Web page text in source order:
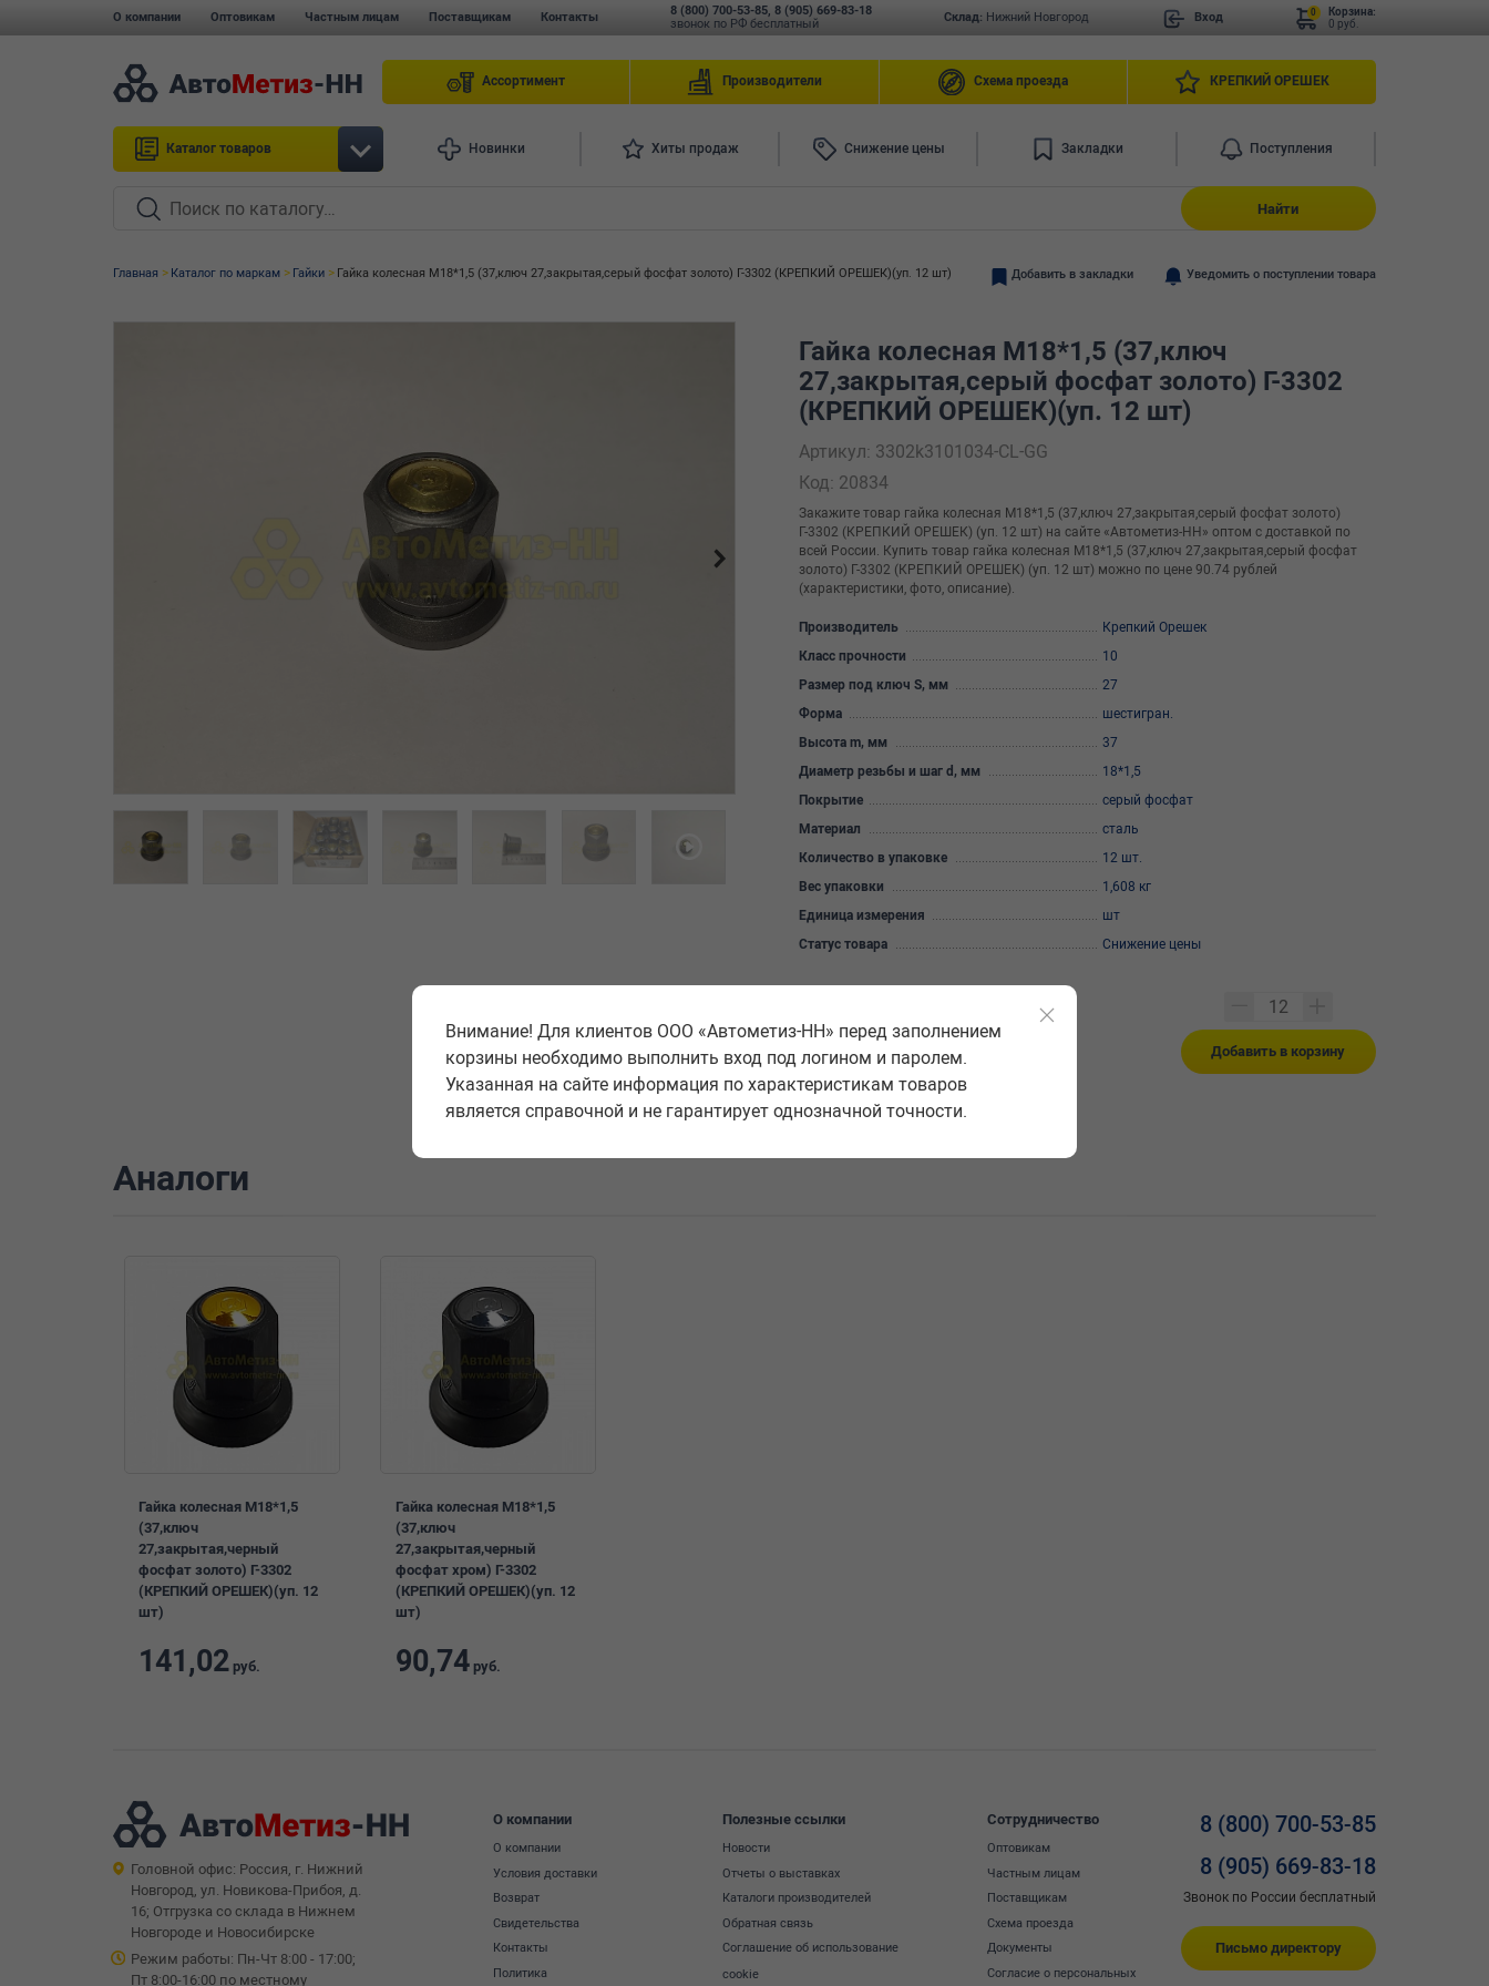
О компании Оптовикам Частным лицам Поставщикам Контакты 8 (800) 700-53-85, 8 (905) 669-83-18
звонок по РФ бесплатный
Склад: Нижний Новгород Вход
Корзина:
0 руб.
0
Ассортимент Производители Схема проезда КРЕПКИЙ ОРЕШЕК
Каталог товаров Новинки Хиты продаж Снижение цены Закладки Поступления
Найти
Главная Каталог по маркам Гайки Гайка колесная М18*1,5 (37,ключ 27,закрытая,серый фосфат золото) Г-3302 (КРЕПКИЙ ОРЕШЕК)(уп. 12 шт) Добавить в закладки Уведомить о поступлении товара
Гайка колесная М18*1,5 (37,ключ
27,закрытая,серый фосфат золото) Г-3302
(КРЕПКИЙ ОРЕШЕК)(уп. 12 шт)
Артикул: 3302k3101034-CL-GG
Код: 20834
Закажите товар гайка колесная М18*1,5 (37,ключ 27,закрытая,серый фосфат золото)
Г-3302 (КРЕПКИЙ ОРЕШЕК) (уп. 12 шт) на сайте «Автометиз-НН» оптом с доставкой по
всей России. Купить товар гайка колесная М18*1,5 (37,ключ 27,закрытая,серый фосфат
золото) Г-3302 (КРЕПКИЙ ОРЕШЕК) (уп. 12 шт) можно по цене 90.74 рублей
(характеристики, фото, описание).
Производитель
Крепкий Орешек
Класс прочности
10
Размер под ключ S, мм
27
Форма
шестигран.
Высота m, мм
37
Диаметр резьбы и шаг d, мм
18*1,5
Покрытие
серый фосфат
Материал
сталь
Количество в упаковке
12 шт.
Вес упаковки
1,608 кг
Единица измерения
шт
Статус товара
Снижение цены
90,74руб.
Интернет-ценаОптовая цена
Добавить в корзину
Аналоги
Гайка колесная М18*1,5
(37,ключ
27,закрытая,черный
фосфат золото) Г-3302
(КРЕПКИЙ ОРЕШЕК)(уп. 12
шт)
141,02 руб.
Гайка колесная М18*1,5
(37,ключ
27,закрытая,черный
фосфат хром) Г-3302
(КРЕПКИЙ ОРЕШЕК)(уп. 12
шт)
90,74руб.
Головной офис: Россия, г. Нижний
Новгород, ул. Новикова-Прибоя, д.
16; Отгрузка со склада в Нижнем
Новгороде и Новосибирске
Режим работы: Пн-Чт 8:00 - 17:00;
Пт 8:00-16:00 по местному
О компании
О компании
Условия доставки
Возврат
Свидетельства
Контакты
Политика
Полезные ссылки
Новости
Отчеты о выставках
Каталоги производителей
Обратная связь
Соглашение об использование
cookie
Сотрудничество
Оптовикам
Частным лицам
Поставщикам
Схема проезда
Документы
Согласие о персональных
8 (800) 700-53-85
8 (905) 669-83-18
Звонок по России бесплатный
Письмо директору
Внимание! Для клиентов ООО «Автометиз-НН» перед заполнением
корзины необходимо выполнить вход под логином и паролем.
Указанная на сайте информация по характеристикам товаров
является справочной и не гарантирует однозначной точности.